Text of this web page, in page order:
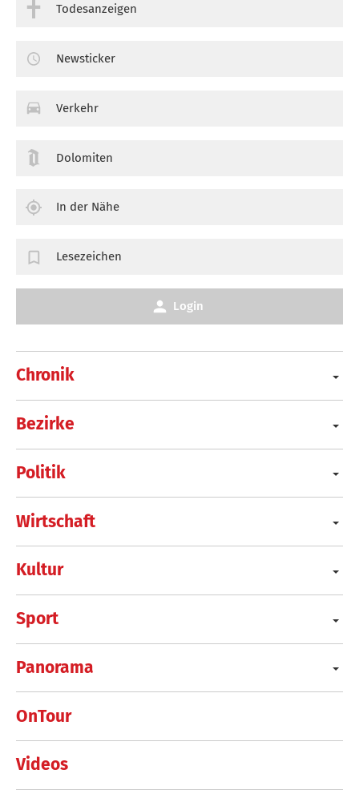
Chronik
Bezirke
Politik
Wirtschaft
Kultur
Sport
Panorama
OnTour
Videos
Todesanzeigen
Newsticker
Verkehr
Dolomiten
In der Nähe
Lesezeichen
Login